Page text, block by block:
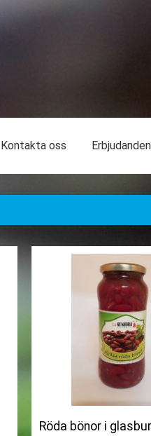
Kontakta oss Erbjudanden
Röda bönor i